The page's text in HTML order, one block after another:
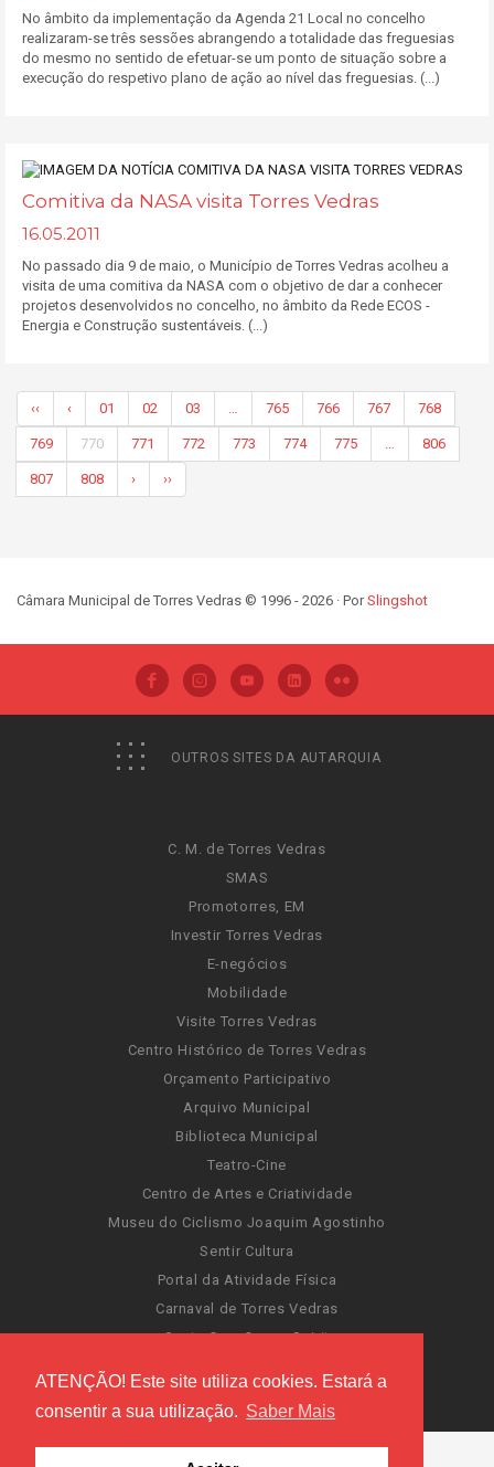
ATENÇÃO! Este site utiliza cookies. Estará a
consentir a sua utilização. Saber Mais
No âmbito da implementação da Agenda 21 Local no concelho
realizaram-se três sessões abrangendo a totalidade das freguesias
do mesmo no sentido de efetuar-se um ponto de situação sobre a
execução do respetivo plano de ação ao nível das freguesias. (...)
Comitiva da NASA visita Torres Vedras
16.05.2011
No passado dia 9 de maio, o Município de Torres Vedras acolheu a
visita de uma comitiva da NASA com o objetivo de dar a conhecer
projetos desenvolvidos no concelho, no âmbito da Rede ECOS -
Energia e Construção sustentáveis. (...)
‹‹ ‹ 01 02 03 … 765 766 767 768
769 770 771 772 773 774 775 … 806
807 808 › ››
Câmara Municipal de Torres Vedras © 1996 - 2026 · PorSlingshot
OUTROS SITES DA AUTARQUIA
C. M. de Torres Vedras
SMAS
Promotorres, EM
Investir Torres Vedras
E-negócios
Mobilidade
Visite Torres Vedras
Centro Histórico de Torres Vedras
Orçamento Participativo
Arquivo Municipal
Biblioteca Municipal
Teatro-Cine
Centro de Artes e Criatividade
Museu do Ciclismo Joaquim Agostinho
Sentir Cultura
Portal da Atividade Física
Carnaval de Torres Vedras
Santa Cruz Ocean Spirit